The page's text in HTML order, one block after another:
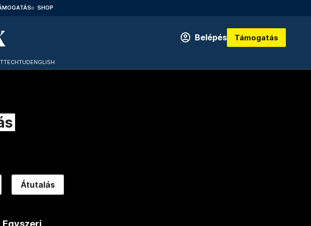
SHOP
Belépés Támogatás
TECHTUDENGLISH
Átutalás
Egyszeri